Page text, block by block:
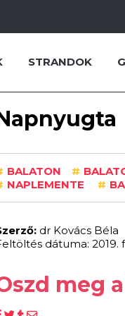
STRANDOK
BALATON #
NAPLEMENTE #
dr Kovács Béla
dátuma: 2019.
meg